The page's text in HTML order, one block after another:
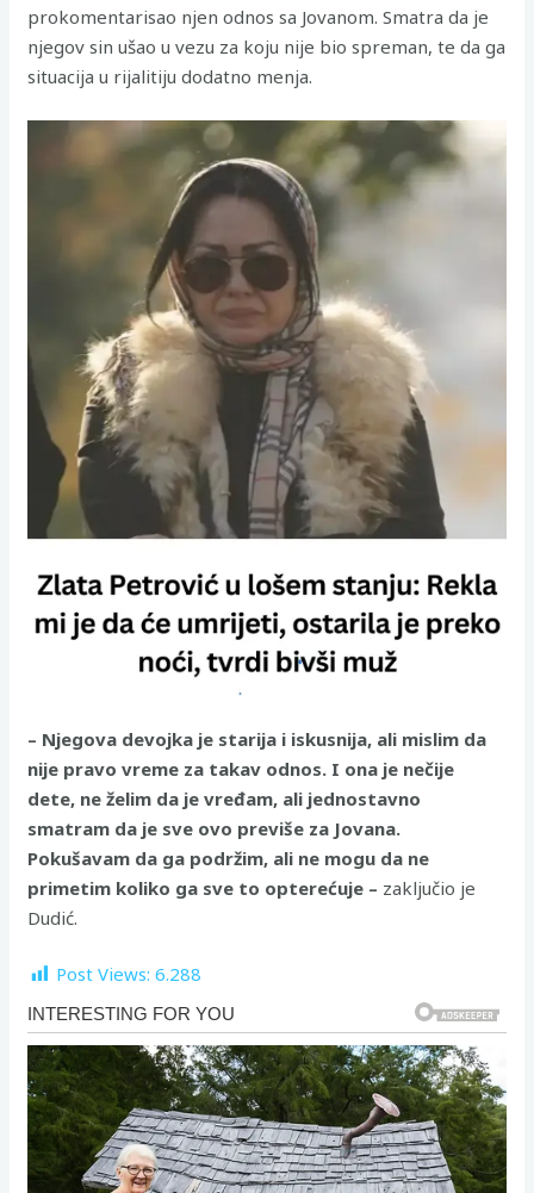
prokomentarisao njen odnos sa Jovanom. Smatra da je
njegov sin ušao u vezu za koju nije bio spreman, te da ga
situacija u rijalitiju dodatno menja.
– Njegova devojka je starija i iskusnija, ali mislim da
nije pravo vreme za takav odnos. I ona je nečije
dete, ne želim da je vređam, ali jednostavno
smatram da je sve ovo previše za Jovana.
Pokušavam da ga podržim, ali ne mogu da ne
primetim koliko ga sve to opterećuje – zaključio je
Dudić.
Post Views: 6.288